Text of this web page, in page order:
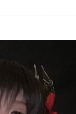
天使[44P/72MB]